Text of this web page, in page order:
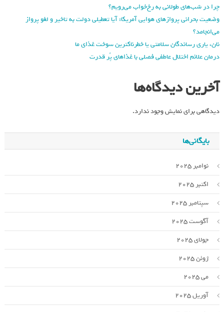
چرا در شب‌های طولانی به رخ‌خواب می‌رویم؟
وضعیت بحرانی پروازهای هوایی آمریکا: آیا تعطیلی دولت به تاخیر و لغو پرواز
می‌انجامد؟
نان، یاری رساندگان سلامتی یا خطرناکترین سوخت غذای ما
درمان علائم اختلال عاطفی فصلی با غذاهای پُر قدرت
آخرین دیدگاه‌ها
دیدگاهی برای نمایش وجود ندارد.
بایگانی‌ها
نوامبر 2025
اکتبر 2025
سپتامبر 2025
آگوست 2025
جولای 2025
ژوئن 2025
می 2025
آوریل 2025